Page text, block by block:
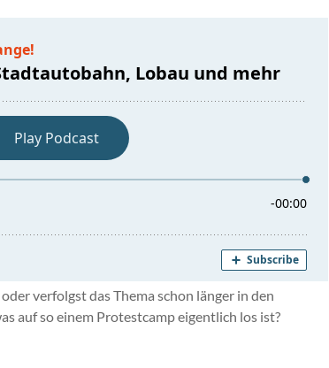
verfolgst das Thema schon länger in den
auf so einem Protestcamp eigentlich los ist?